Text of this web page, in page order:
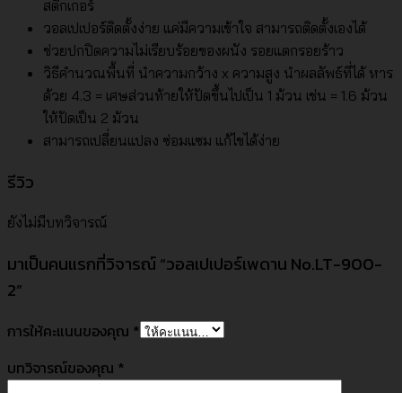
สติ๊กเกอร์
วอลเปเปอร์ติดตั้งง่าย แค่มีความเข้าใจ สามารถติดตั้งเองได้
ช่วยปกปิดความไม่เรียบร้อยของผนัง รอยแตกรอยร้าว
วิธีคำนวณพื้นที่ นำความกว้าง x ความสูง นำผลลัพธ์ที่ได้ หาร
ด้วย 4.3 = เศษส่วนท้ายให้ปัดขึ้นไปเป็น 1 ม้วน เช่น = 1.6 ม้วน
ให้ปัดเป็น 2 ม้วน
สามารถเปลี่ยนแปลง ซ่อมแซม แก้ไขได้ง่าย
รีวิว
ยังไม่มีบทวิจารณ์
มาเป็นคนแรกที่วิจารณ์ “วอลเปเปอร์เพดาน No.LT-900-
2”
การให้คะแนนของคุณ *
บทวิจารณ์ของคุณ *